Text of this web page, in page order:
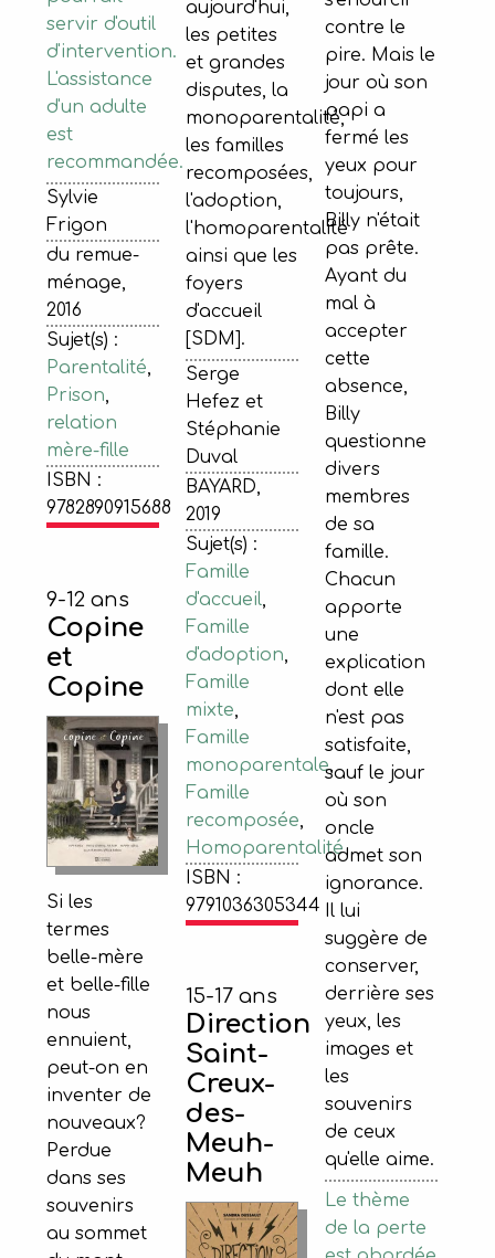
servir d'outil
d'intervention.
L'assistance
d'un adulte
est
recommandée.
Sylvie
Frigon
du remue-
ménage,
2016
Sujet(s) :
Parentalité,
Prison,
relation
mère-fille
ISBN :
9782890915688
9-12 ans
Copine
et
Copine
Si les
termes
belle-mère
et belle-fille
nous
ennuient,
peut-on en
inventer de
nouveaux?
Perdue
dans ses
souvenirs
au sommet
aujourd'hui,
les petites
et grandes
disputes, la
monoparentalité,
les familles
recomposées,
l'adoption,
l'homoparentalité
ainsi que les
foyers
d'accueil
[SDM].
Serge
Hefez et
Stéphanie
Duval
BAYARD,
2019
Sujet(s) :
Famille
d'accueil,
Famille
d'adoption,
Famille
mixte,
Famille
monoparentale,
Famille
recomposée,
Homoparentalité
ISBN :
9791036305344
contre le
pire. Mais le
jour où son
papi a
fermé les
yeux pour
toujours,
Billy n'était
pas prête.
Ayant du
mal à
accepter
cette
absence,
Billy
questionne
divers
membres
de sa
famille.
Chacun
apporte
une
explication
dont elle
n'est pas
satisfaite,
sauf le jour
où son
oncle
admet son
ignorance.
Il lui
suggère de
conserver,
derrière ses
yeux, les
images et
les
souvenirs
de ceux
qu'elle aime.
Le thème
de la perte
15-17 ans
Direction
Saint-
Creux-
des-
Meuh-
Meuh